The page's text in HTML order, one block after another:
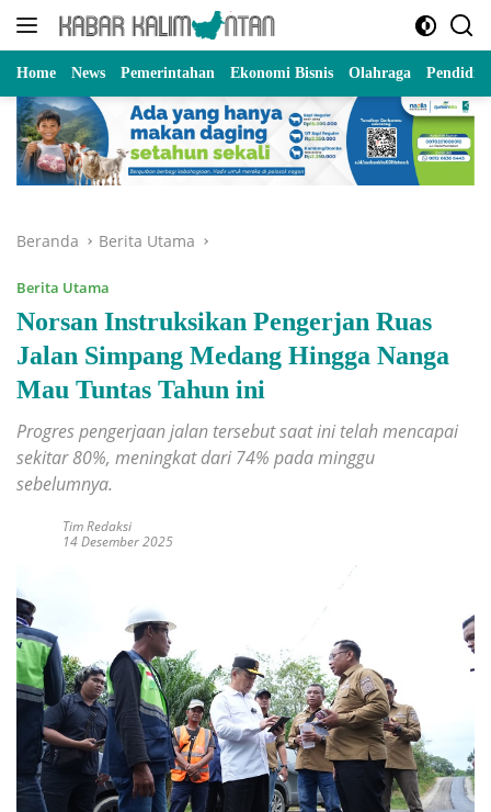
Langsung
Home News Pemerintahan Ekonomi Bisnis Olahraga
Beranda Berita Utama
Berita Utama
Norsan Instruksikan Pengerjan Ruas
Jalan Simpang Medang Hingga Nanga
Mau Tuntas Tahun ini
Progres pengerjaan jalan tersebut saat ini telah mencapai
sekitar 80%, meningkat dari 74% pada minggu
sebelumnya.
Tim Redaksi
14 Desember 2025